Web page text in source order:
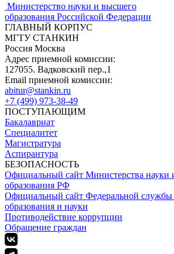
Министерство науки и высшего
образования Российской Федерации
ГЛАВНЫЙ КОРПУС
МГТУ СТАНКИН
Россия Москва
Адрес приемной комиссии:
127055. Вадковский пер.,1
Email приемной комиссии:
abitur@stankin.ru
+7 (499) 973-38-49
ПОСТУПАЮЩИМ
Бакалавриат
Специалитет
Магистратура
Аспирантура
БЕЗОПАСНОСТЬ
Официальный сайт Министерства науки
образования РФ
Официальный сайт Федеральной службы
образования и науки
Противодействие коррупции
Обращение граждан